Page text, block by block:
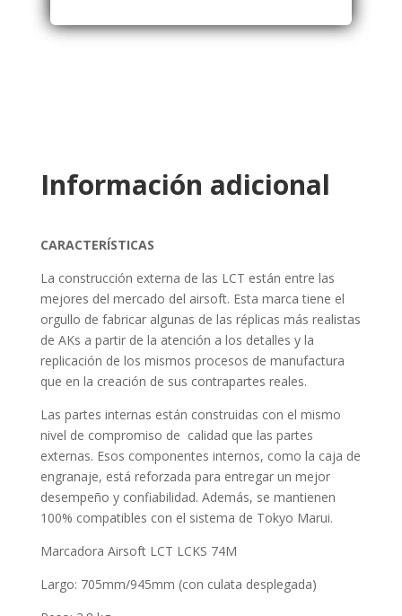
Información adicional
CARACTERÍSTICAS
La construcción externa de las LCT están entre las
mejores del mercado del airsoft. Esta marca tiene el
orgullo de fabricar algunas de las réplicas más realistas
de AKs a partir de la atención a los detalles y la
replicación de los mismos procesos de manufactura
que en la creación de sus contrapartes reales.
Las partes internas están construidas con el mismo
nivel de compromiso de calidad que las partes
externas. Esos componentes internos, como la caja de
engranaje, está reforzada para entregar un mejor
desempeño y confiabilidad. Además, se mantienen
100% compatibles con el sistema de Tokyo Marui.
Marcadora Airsoft LCT LCKS 74M
Largo: 705mm/945mm (con culata desplegada)